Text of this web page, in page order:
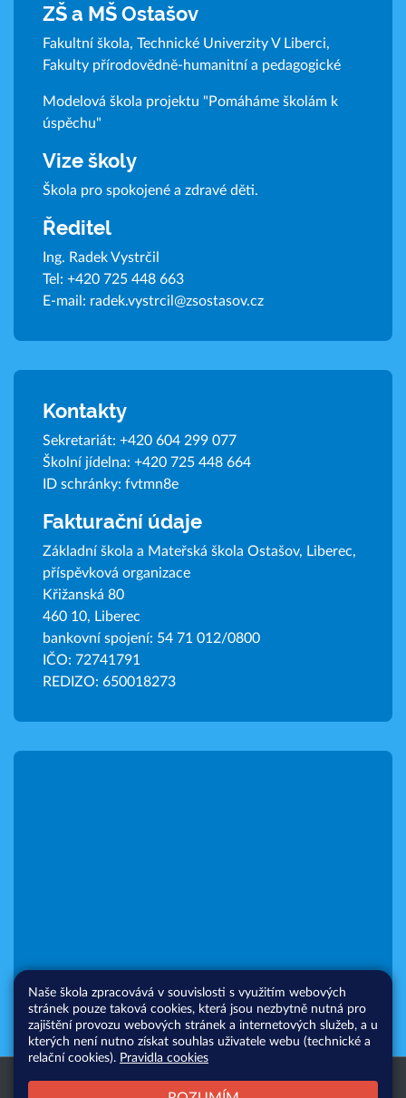
ZŠ a MŠ Ostašov
Fakultní škola, Technické Univerzity V Liberci,
Fakulty přírodovědně-humanitní a pedagogické
Modelová škola projektu "Pomáháme školám k
úspěchu"
Vize školy
Škola pro spokojené a zdravé děti.
Ředitel
Ing. Radek Vystrčil
Tel: +420 725 448 663
E-mail: radek.vystrcil@zsostasov.cz
Kontakty
Sekretariát: +420 604 299 077
Školní jídelna: +420 725 448 664
ID schránky: fvtmn8e
Fakturační údaje
Základní škola a Mateřská škola Ostašov, Liberec,
příspěvková organizace
Křižanská 80
460 10, Liberec
bankovní spojení: 54 71 012/0800
IČO: 72741791
REDIZO: 650018273
Všechna práva vyhrazena. Copyright
Web školy
Naše škola zpracovává v souvislosti s využitím webových
stránek pouze taková cookies, která jsou nezbytně nutná pro
zajištění provozu webových stránek a internetových služeb, a u
kterých není nutno získat souhlas uživatele webu (technické a
relační cookies). Pravidla cookies